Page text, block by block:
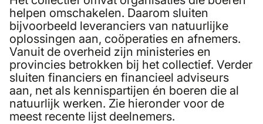
helpen omschakelen. Daarom sluiten
bijvoorbeeld leveranciers van natuurlijke
oplossingen aan, coöperaties en afnemers.
Vanuit de overheid zijn ministeries en
provincies betrokken bij het collectief. Verder
sluiten financiers en financieel adviseurs
aan, net als kennispartijen én boeren die al
natuurlijk werken. Zie hieronder voor de
meest recente lijst deelnemers.